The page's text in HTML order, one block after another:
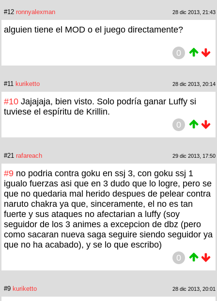
#12 ronnyalexman 28 dic 2013, 21:43
alguien tiene el MOD o el juego directamente?
0
#11 kuriketto 28 dic 2013, 20:14
#10 Jajajaja, bien visto. Solo podría ganar Luffy si
tuviese el espíritu de Krillin.
0
#21 rafareach 29 dic 2013, 17:50
#9 no podria contra goku en ssj 3, con goku ssj 1
igualo fuerzas asi que en 3 dudo que lo logre, pero se
que no quedaria mal herido despues de pelear contra
naruto chakra ya que, sinceramente, el no es tan
fuerte y sus ataques no afectarian a luffy (soy
seguidor de los 3 animes a excepcion de dbz (pero
como sacaran nueva saga seguire siendo seguidor ya
que no ha acabado), y se lo que escribo)
0
#9 kuriketto 28 dic 2013, 20:01